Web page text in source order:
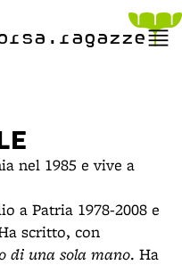
e
nel 1985 e vive a
a Patria 1978-2008 e
scritto, con
di una sola mano. Ha